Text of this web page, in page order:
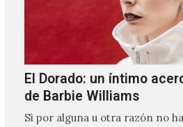
El Dorado: un íntimo
de Barbie Williams
Si por alguna u otra razón no